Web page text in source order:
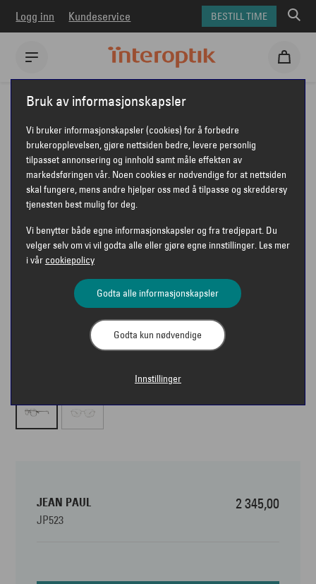
Logg inn Kundeservice BESTILL TIME
Interoptik Briller Jean Paul briller
JEAN PAUL JP523
JEAN PAUL
JEAN PAUL
JP523
2 345,00
Bruk av informasjonskapsler
Vi bruker informasjonskapsler (cookies) for å forbedre
brukeropplevelsen, gjøre nettsiden bedre, levere personlig
tilpasset annonsering og innhold samt måle effekten av
markedsføringen vår. Noen cookies er nødvendige for at nettsiden
skal fungere, mens andre hjelper oss med å tilpasse og skreddersy
tjenesten best mulig for deg.
Vi benytter både egne informasjonskapsler og fra tredjepart. Du
velger selv om vi vil godta alle eller gjøre egne innstillinger. Les mer
i vår cookiepolicy
Godta alle informasjonskapsler
Godta kun nødvendige
Innstillinger